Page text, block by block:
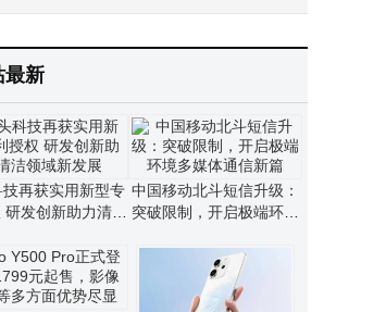
最新
再获实用新型专
发创新助力清洁
中国移动北斗短信升级：
突破限制，开启极端环境